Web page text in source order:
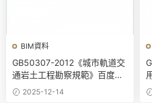
BIM資料
GB50307-2012《城市軌道交
通岩土工程勘察規範》百度網
盤PDF電子版下載
2025-12-14